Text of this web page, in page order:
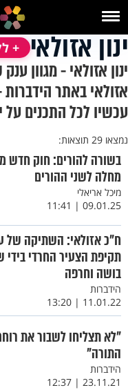
ינון אזולאי +
ינון אזולאי - מגוון
אזולאי באתר
עכשיו לכל התכנים על
נמצאו 29 תוצאות:
בשורה להורים: חוק חדש
מחלה לשני ההורים
מיכל אריאלי
09.01.25 | 11:41
ח"כ אזולאי: השתיקה של
תקיפת הצעיר החרדי בידי
בושה וחרפה
הידברות
11.01.22 | 13:20
"לא תצליחו לשבור את
התורה"
הידברות
23.11.21 | 12:37